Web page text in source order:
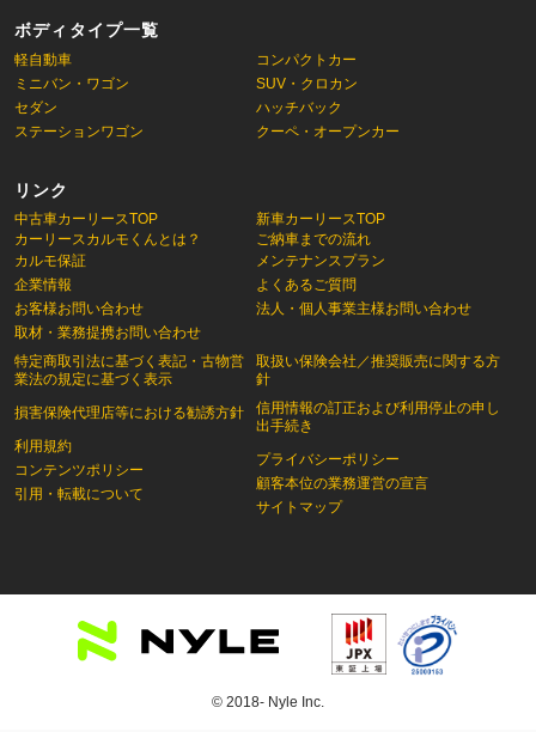
ボディタイプ一覧
軽自動車
コンパクトカー
ミニバン・ワゴン
SUV・クロカン
セダン
ハッチバック
ステーションワゴン
クーペ・オープンカー
リンク
中古車カーリースTOP
カーリースカルモくんとは？
新車カーリースTOP
ご納車までの流れ
カルモ保証
企業情報
お客様お問い合わせ
取材・業務提携お問い合わせ
特定商取引法に基づく表記・古物営
業法の規定に基づく表示
損害保険代理店等における勧誘方針
利用規約
コンテンツポリシー
引用・転載について
メンテナンスプラン
よくあるご質問
法人・個人事業主様お問い合わせ
取扱い保険会社／推奨販売に関する方
針
信用情報の訂正および利用停止の申し
出手続き
プライバシーポリシー
顧客本位の業務運営の宣言
サイトマップ
© 2018- Nyle Inc.